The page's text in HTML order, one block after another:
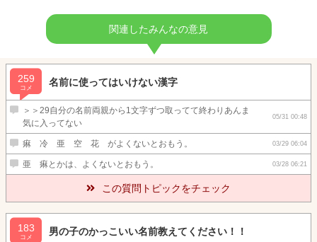
関連したみんなの意見
259
コメ
名前に使ってはいけない漢字
＞＞29自分の名前両親から1文字ずつ取ってて終わりあんま
気に入ってない
05/31 00:48
痳 冷 亜 空 花 がよくないとおもう。 03/29 06:04
亜 痳とかは、よくないとおもう。 03/28 06:21
この質問トピックをチェック
183
コメ
男の子のかっこいい名前教えてください！！